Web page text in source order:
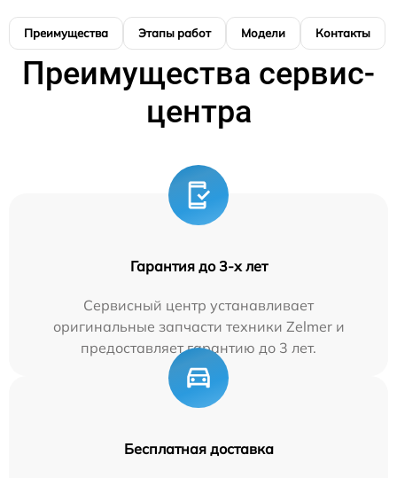
Преимущества Этапы работ Модели Контакты
Преимущества сервис-
центра
Гарантия до 3-х лет
Сервисный центр устанавливает
оригинальные запчасти техники Zelmer и
предоставляет гарантию до 3 лет.
Бесплатная доставка